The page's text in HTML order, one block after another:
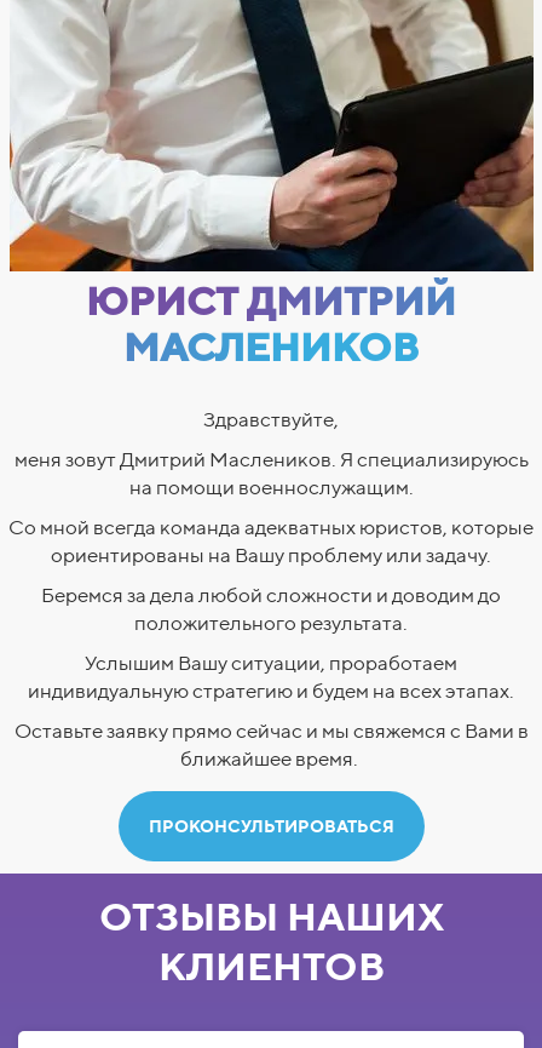
ЮРИСТ ДМИТРИЙ
МАСЛЕНИКОВ
Здравствуйте,
меня зовут Дмитрий Маслеников. Я специализируюсь
на помощи военнослужащим.
Со мной всегда команда адекватных юристов, которые
ориентированы на Вашу проблему или задачу.
Беремся за дела любой сложности и доводим до
положительного результата.
Услышим Вашу ситуации, проработаем
индивидуальную стратегию и будем на всех этапах.
Оставьте заявку прямо сейчас и мы свяжемся с Вами в
ближайшее время.
ПРОКОНСУЛЬТИРОВАТЬСЯ
ОТЗЫВЫ НАШИХ
КЛИЕНТОВ